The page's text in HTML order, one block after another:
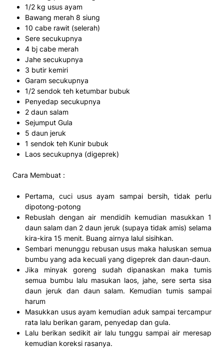
1/2 kg usus ayam
Bawang merah 8 siung
10 cabe rawit (selerah)
Sere secukupnya
4 bj cabe merah
Jahe secukupnya
3 butir kemiri
Garam secukupnya
1/2 sendok teh ketumbar bubuk
Penyedap secukupnya
2 daun salam
Sejumput Gula
5 daun jeruk
1 sendok teh Kunir bubuk
Laos secukupnya (digeprek)
Cara Membuat :
Pertama, cuci usus ayam sampai bersih, tidak perlu
dipotong-potong
Rebuslah dengan air mendidih kemudian masukkan 1
daun salam dan 2 daun jeruk (supaya tidak amis) selama
kira-kira 15 menit. Buang airnya lalul sisihkan.
Sembari menunggu rebusan usus maka haluskan semua
bumbu yang ada kecuali yang digeprek dan daun-daun.
Jika minyak goreng sudah dipanaskan maka tumis
semua bumbu lalu masukan laos, jahe, sere serta sisa
daun jeruk dan daun salam. Kemudian tumis sampai
harum
Masukkan usus ayam kemudian aduk sampai tercampur
rata lalu berikan garam, penyedap dan gula.
Lalu berikan sedikit air lalu tunggu sampai air meresap
kemudian koreksi rasanya.